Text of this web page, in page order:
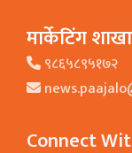
मार्केटिंग शाखा
९८६५८९५१७२
Connect